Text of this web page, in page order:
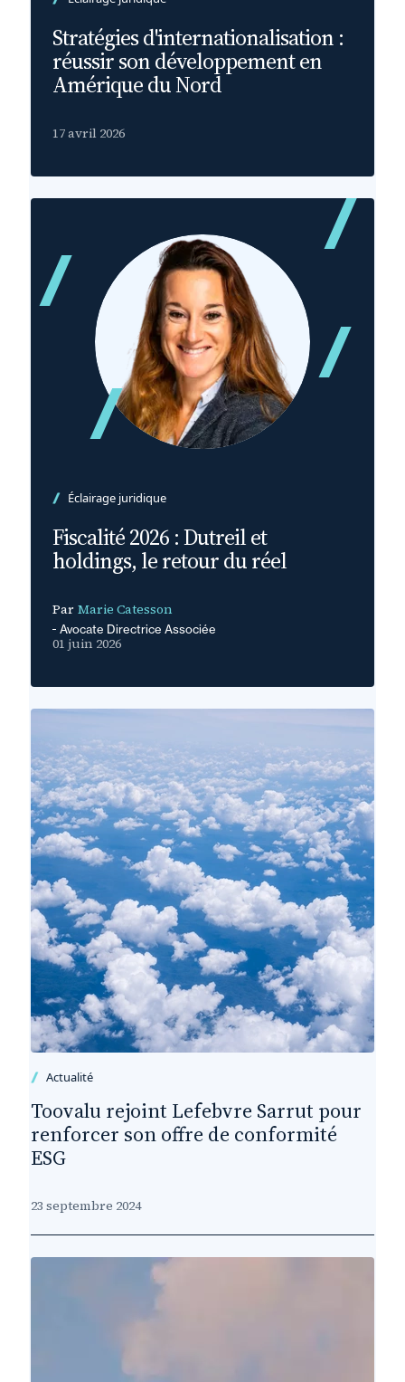
Stratégies d'internationalisation :
réussir son développement en
Amérique du Nord
17 avril 2026
Éclairage juridique
Fiscalité 2026 : Dutreil et
holdings, le retour du réel
Par Marie Catesson
Avocate Directrice Associée
01 juin 2026
Actualité
Toovalu rejoint Lefebvre Sarrut pour
renforcer son offre de conformité
ESG
23 septembre 2024